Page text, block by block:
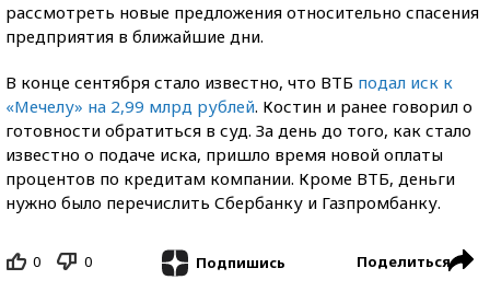
рассмотреть новые предложения относительно спасения
предприятия в ближайшие дни.
В конце сентября стало известно, что ВТБ подал иск к
«Мечелу» на 2,99 млрд рублей. Костин и ранее говорил о
готовности обратиться в суд. За день до того, как стало
известно о подаче иска, пришло время новой оплаты
процентов по кредитам компании. Кроме ВТБ, деньги
нужно было перечислить Сбербанку и Газпромбанку.
0 0 Подпишись Поделиться